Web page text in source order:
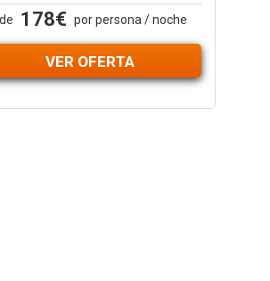
178€ por persona / noche
VER OFERTA